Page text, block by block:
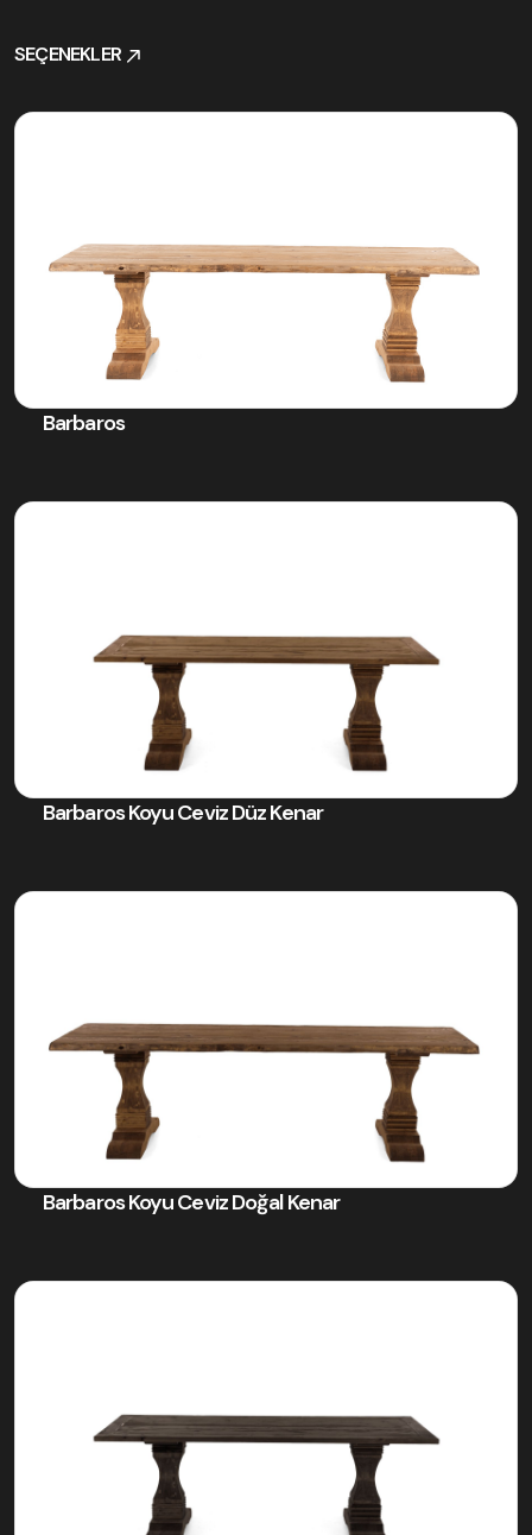
SEÇENEKLER
Barbaros
Barbaros Koyu Ceviz Düz Kenar
Barbaros Koyu Ceviz Doğal Kenar